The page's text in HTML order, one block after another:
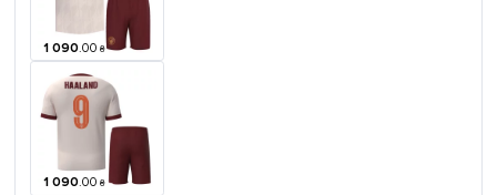
1 090. 00 ₴
1 090.00 ₴